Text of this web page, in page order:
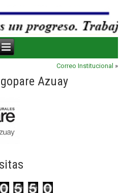
Correo Institucional »
Azuay